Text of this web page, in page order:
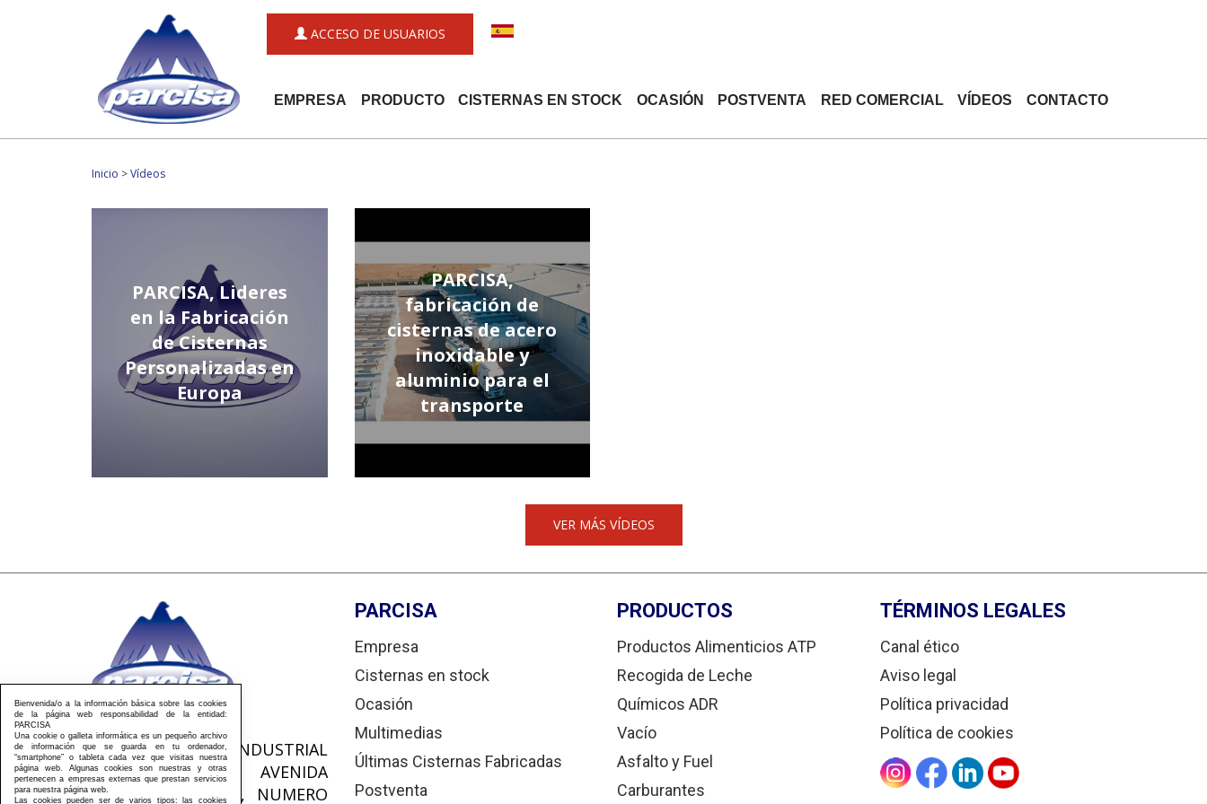
ACCESO DE USUARIOS
EMPRESA PRODUCTO CISTERNAS EN STOCK OCASIÓN POSTVENTA RED COMERCIAL VÍDEOS CONTACTO
Inicio >Vídeos
PARCISA, Lideres
en la Fabricación
de Cisternas
Personalizadas en
Europa
PARCISA,
fabricación de
cisternas de acero
inoxidable y
aluminio para el
transporte
VER MÁS VÍDEOS
POLIGONO INDUSTRIAL
MIGUEL JEREZ, AVENIDA
HERMANOS PARRA, NUMERO
PARCISA
Empresa
Cisternas en stock
Ocasión
Multimedias
Últimas Cisternas Fabricadas
Postventa
PRODUCTOS
Productos Alimenticios ATP
Recogida de Leche
Químicos ADR
Vacío
Asfalto y Fuel
Carburantes
TÉRMINOS LEGALES
Canal ético
Aviso legal
Política privacidad
Política de cookies
Bienvenida/o a la información básica sobre las cookies
de la página web responsabilidad de la entidad:
PARCISA
Una cookie o galleta informática es un pequeño archivo
de información que se guarda en tu ordenador,
“smartphone” o tableta cada vez que visitas nuestra
página web. Algunas cookies son nuestras y otras
pertenecen a empresas externas que prestan servicios
para nuestra página web.
Las cookies pueden ser de varios tipos: las cookies